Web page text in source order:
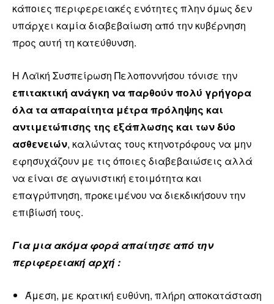
κάποιες περιφερειακές ενότητες πλην όμως δεν
υπάρχει καμία διαβεβαίωση από την κυβέρνηση
προς αυτή τη κατεύθυνση.
Η Λαϊκή Συσπείρωση Πελοποννήσου τόνισε την
επιτακτική ανάγκη να παρθούν πολύ γρήγορα
όλα τα απαραίτητα μέτρα πρόληψης και
αντιμετώπισης της εξάπλωσης και των δύο
ασθενειών, καλώντας τους κτηνοτρόφους να μην
εφησυχάζουν με τις όποιες διαβεβαιώσεις αλλά
να είναι σε αγωνιστική ετοιμότητα και
επαγρύπνηση, προκειμένου να διεκδικήσουν την
επιβίωσή τους.
Για μια ακόμα φορά απαίτησε από την
περιφερειακή αρχή :
Άμεση, με κρατική ευθύνη, πλήρη αποκατάσταση